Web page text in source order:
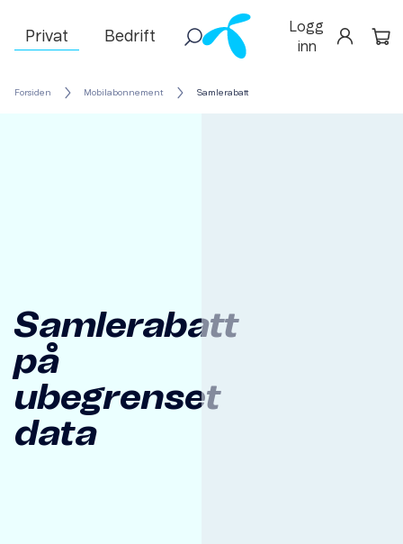
Privat Bedrift
Logg
inn
Forsiden Mobilabonnement Samlerabatt
Samlerabatt
på
ubegrenset
data